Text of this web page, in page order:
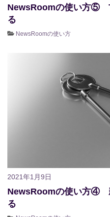
NewsRoomの使い方⑤
る
NewsRoomの使い方
2021年1月9日
NewsRoomの使い方④
る